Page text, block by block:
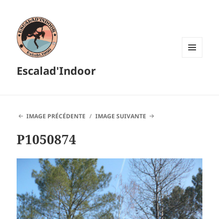
Escalad'Indoor
IMAGE PRÉCÉDENTE IMAGE SUIVANTE
P1050874